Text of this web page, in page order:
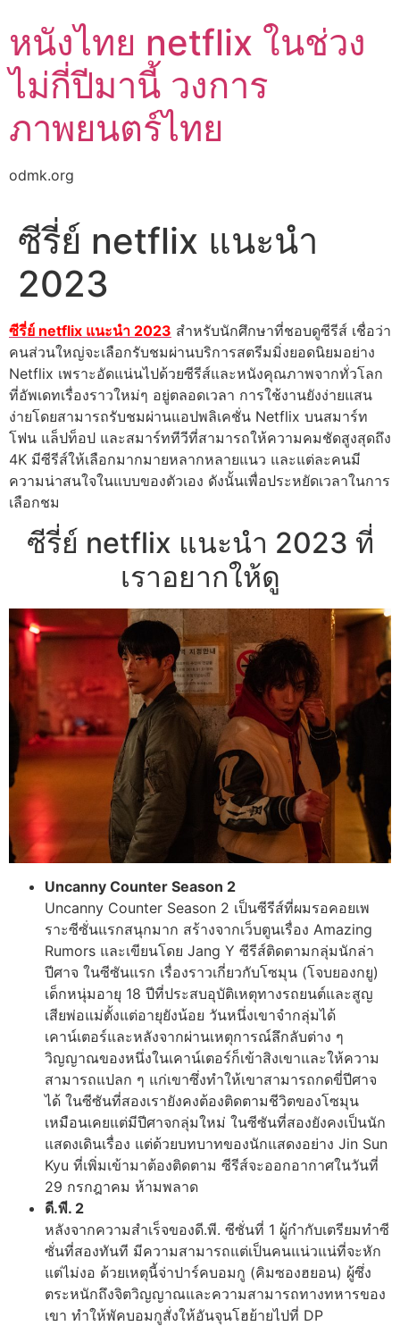
to
content
หนังไทย netflix ในช่วง
ไม่กี่ปีมานี้ วงการ
ภาพยนตร์ไทย
odmk.org
ซีรี่ย์ netflix แนะนํา
2023
ซีรี่ย์ netflix แนะนํา 2023 สำหรับนักศึกษาที่ชอบดูซีรีส์ เชื่อว่า
คนส่วนใหญ่จะเลือกรับชมผ่านบริการสตรีมมิ่งยอดนิยมอย่าง
Netflix เพราะอัดแน่นไปด้วยซีรีส์และหนังคุณภาพจากทั่วโลก
ที่อัพเดทเรื่องราวใหม่ๆ อยู่ตลอดเวลา การใช้งานยังง่ายแสน
ง่ายโดยสามารถรับชมผ่านแอปพลิเคชั่น Netflix บนสมาร์ท
โฟน แล็ปท็อป และสมาร์ททีวีที่สามารถให้ความคมชัดสูงสุดถึง
4K มีซีรีส์ให้เลือกมากมายหลากหลายแนว และแต่ละคนมี
ความน่าสนใจในแบบของตัวเอง ดังนั้นเพื่อประหยัดเวลาในการ
เลือกชม
ซีรี่ย์ netflix แนะนํา 2023 ที่
เราอยากให้ดู
Uncanny Counter Season 2
Uncanny Counter Season 2 เป็นซีรีส์ที่ผมรอคอยเพ
ราะซีซั่นแรกสนุกมาก สร้างจากเว็บตูนเรื่อง Amazing
Rumors และเขียนโดย Jang Y ซีรีส์ติดตามกลุ่มนักล่า
ปีศาจ ในซีซันแรก เรื่องราวเกี่ยวกับโซมุน (โจบยองกยู)
เด็กหนุ่มอายุ 18 ปีที่ประสบอุบัติเหตุทางรถยนต์และสูญ
เสียพ่อแม่ตั้งแต่อายุยังน้อย วันหนึ่งเขาจำกลุ่มได้
เคาน์เตอร์และหลังจากผ่านเหตุการณ์ลึกลับต่าง ๆ
วิญญาณของหนึ่งในเคาน์เตอร์ก็เข้าสิงเขาและให้ความ
สามารถแปลก ๆ แก่เขาซึ่งทำให้เขาสามารถกดขี่ปีศาจ
ได้ ในซีซันที่สองเรายังคงต้องติดตามชีวิตของโซมุน
เหมือนเคยแต่มีปีศาจกลุ่มใหม่ ในซีซันที่สองยังคงเป็นนัก
แสดงเดินเรื่อง แต่ด้วยบทบาทของนักแสดงอย่าง Jin Sun
Kyu ที่เพิ่มเข้ามาต้องติดตาม ซีรีส์จะออกอากาศในวันที่
29 กรกฎาคม ห้ามพลาด
ดี.พี. 2
หลังจากความสำเร็จของดี.พี. ซีซั่นที่ 1 ผู้กำกับเตรียมทำซี
ซั่นที่สองทันที มีความสามารถแต่เป็นคนแน่วแน่ที่จะหัก
แต่ไม่งอ ด้วยเหตุนี้จ่าปาร์คบอมกู (คิมซองฮยอน) ผู้ซึ่ง
ตระหนักถึงจิตวิญญาณและความสามารถทางทหารของ
เขา ทำให้พัคบอมกูสั่งให้อันจุนโฮย้ายไปที่ DP